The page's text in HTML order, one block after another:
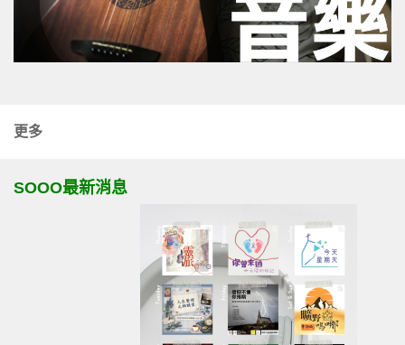
更多
SOOO最新消息